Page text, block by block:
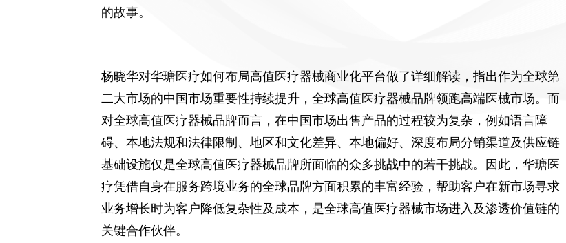
的故事。
杨晓华对华瑭医疗如何布局高值医疗器械商业化平台做了详细解读，指出作为全球第
二大市场的中国市场重要性持续提升，全球高值医疗器械品牌领跑高端医械市场。而
对全球高值医疗器械品牌而言，在中国市场出售产品的过程较为复杂，例如语言障
碍、本地法规和法律限制、地区和文化差异、本地偏好、深度布局分销渠道及供应链
基础设施仅是全球高值医疗器械品牌所面临的众多挑战中的若干挑战。因此，华瑭医
疗凭借自身在服务跨境业务的全球品牌方面积累的丰富经验，帮助客户在新市场寻求
业务增长时为客户降低复杂性及成本，是全球高值医疗器械市场进入及渗透价值链的
关键合作伙伴。